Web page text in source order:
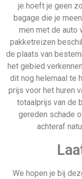
je hoeft je geen
bagage die je
men met de auto
pakketreizen
de plaats van
het gebied
dit nog helemaal te
prijs voor het huren
totaalprijs van de
gereden schade
achteraf
We hopen je bij